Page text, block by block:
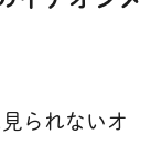
られないオ